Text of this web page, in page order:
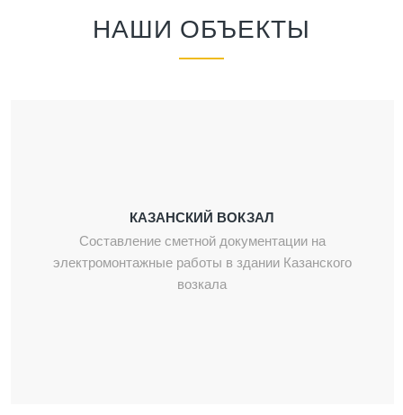
НАШИ ОБЪЕКТЫ
КАЗАНСКИЙ ВОКЗАЛ
Составление сметной документации на
электромонтажные работы в здании Казанского
возкала